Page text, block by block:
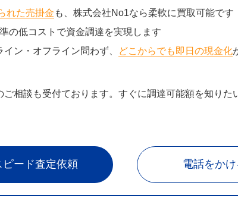
れた売掛金 も、株式会社No1なら柔軟に買取可能です
の低コストで資金調達を実現します
ン・オフライン問わず、
どこからでも即日の現金化
ご相談も受付ております。すぐに調達可能額を知りた
ピード査定依頼 電話をかけ